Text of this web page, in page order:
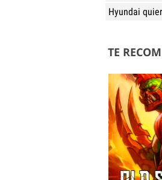
Hyundai
TE